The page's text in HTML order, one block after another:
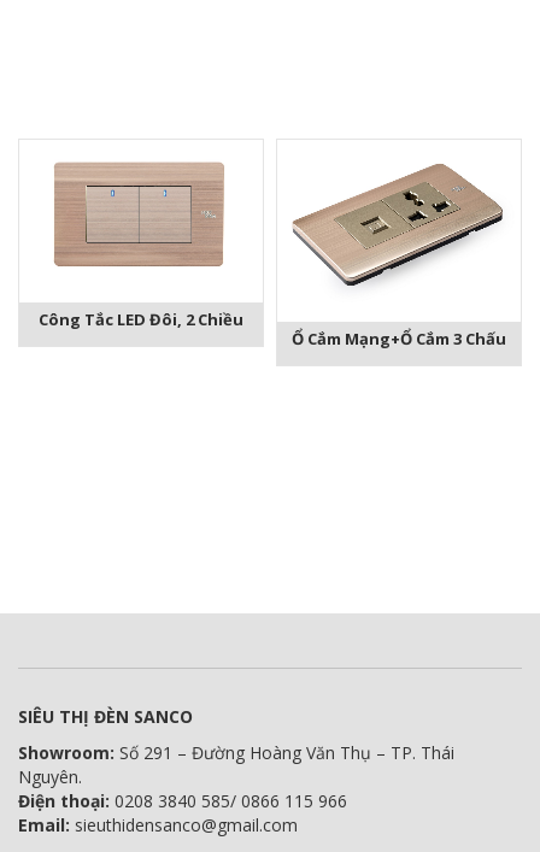
Công Tắc LED Đôi, 2 Chiều
Ổ Cắm Mạng+ổ Cắm 3 Chấu
SIÊU THỊ ĐÈN SANCO
Showroom: Số 291 – Đường Hoàng Văn Thụ – TP. Thái
Nguyên.
Điện thoại: 0208 3840 585/ 0866 115 966
Email: sieuthidensanco@gmail.com